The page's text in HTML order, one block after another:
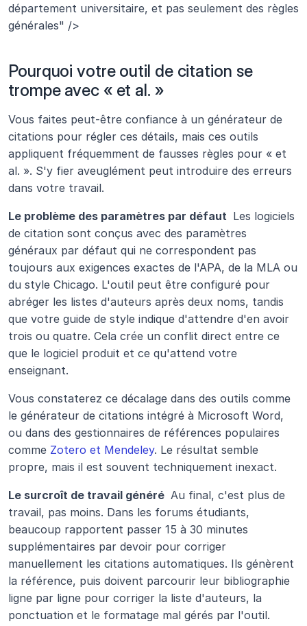
département universitaire, et pas seulement des règles
générales" />
Pourquoi votre outil de citation se
trompe avec « et al. »
Vous faites peut-être confiance à un générateur de
citations pour régler ces détails, mais ces outils
appliquent fréquemment de fausses règles pour « et
al. ». S'y fier aveuglément peut introduire des erreurs
dans votre travail.
Le problème des paramètres par défaut Les logiciels
de citation sont conçus avec des paramètres
généraux par défaut qui ne correspondent pas
toujours aux exigences exactes de l'APA, de la MLA ou
du style Chicago. L'outil peut être configuré pour
abréger les listes d'auteurs après deux noms, tandis
que votre guide de style indique d'attendre d'en avoir
trois ou quatre. Cela crée un conflit direct entre ce
que le logiciel produit et ce qu'attend votre
enseignant.
Vous constaterez ce décalage dans des outils comme
le générateur de citations intégré à Microsoft Word,
ou dans des gestionnaires de références populaires
comme Zotero et Mendeley. Le résultat semble
propre, mais il est souvent techniquement inexact.
Le surcroît de travail généré Au final, c'est plus de
travail, pas moins. Dans les forums étudiants,
beaucoup rapportent passer 15 à 30 minutes
supplémentaires par devoir pour corriger
manuellement les citations automatiques. Ils génèrent
la référence, puis doivent parcourir leur bibliographie
ligne par ligne pour corriger la liste d'auteurs, la
ponctuation et le formatage mal gérés par l'outil.